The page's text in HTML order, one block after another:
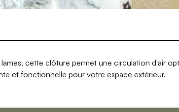
cette clôture permet une circulation d'air
et fonctionnelle pour votre espace extérieur.